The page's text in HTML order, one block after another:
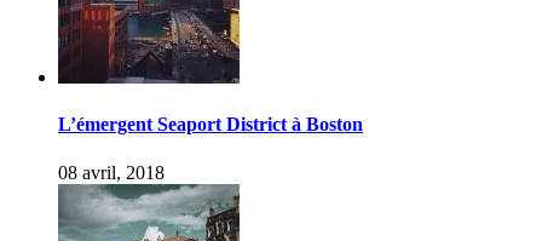
L’émergent Seaport District à Boston
08 avril, 2018